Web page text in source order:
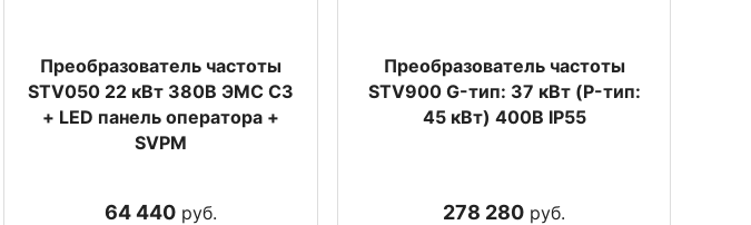
Преобразователь частоты
STV050 22 кВт 380В ЭМС С3
+ LED панель оператора +
SVPM
64 440 руб.
Преобразователь частоты
STV900 G-тип: 37 кВт (P-тип:
45 кВт) 400В IP55
278 280 руб.